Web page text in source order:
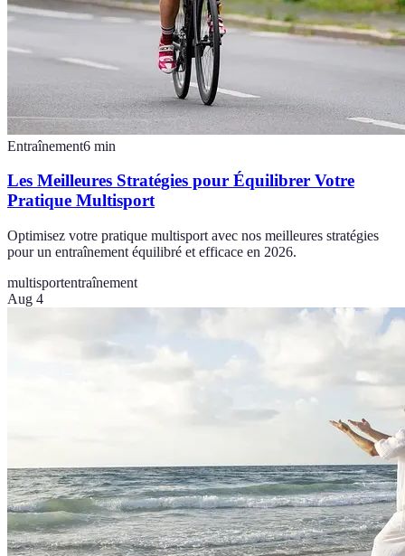
Entraînement6 min
Les Meilleures Stratégies pour Équilibrer Votre
Pratique Multisport
Optimisez votre pratique multisport avec nos meilleures stratégies
pour un entraînement équilibré et efficace en 2026.
multisportentraînement
Aug 4